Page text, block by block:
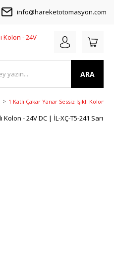
info@hareketotomasyon.com
ARA
1 Katlı Çakar Yanar Sessiz Işıklı Kolon -